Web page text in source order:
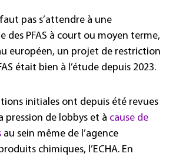
pas s’attendre à une
PFAS à court ou moyen terme,
européen, un projet de restriction
était bien à l’étude depuis 2023.
initiales ont depuis été revues
pression de lobbys et à cause de
au sein même de l’agence
chimiques, l’ECHA. En